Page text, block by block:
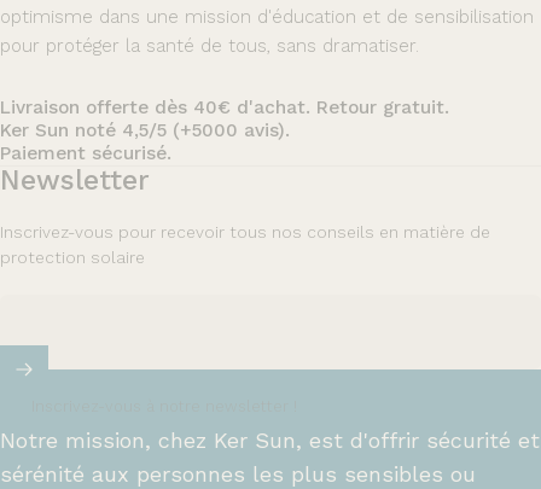
optimisme dans une mission d'éducation et de sensibilisation
pour protéger la santé de tous, sans dramatiser.
Livraison offerte dès 40€ d'achat. Retour gratuit.
Ker Sun noté 4,5/5 (+5000 avis).
Paiement sécurisé.
Newsletter
Inscrivez-vous pour recevoir tous nos conseils en matière de
protection solaire
Notre mission, chez Ker Sun, est d'offrir sécurité et
sérénité aux personnes les plus sensibles ou